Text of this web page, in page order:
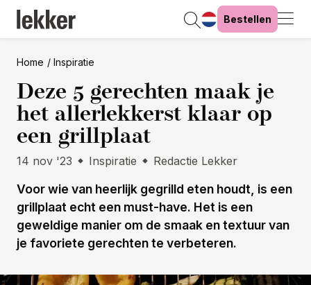
Bestellen
Home Inspiratie
Deze 5 gerechten maak je
het allerlekkerst klaar op
een grillplaat
14 nov '23 Inspiratie Redactie Lekker
Voor wie van heerlijk gegrilld eten houdt, is een
grillplaat echt een must-have. Het is een
geweldige manier om de smaak en textuur van
je favoriete gerechten te verbeteren.